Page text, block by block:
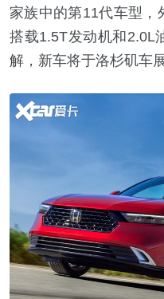
家族中的第11代车型，
搭载1.5T发动机和2.0L
解，新车将于洛杉矶车